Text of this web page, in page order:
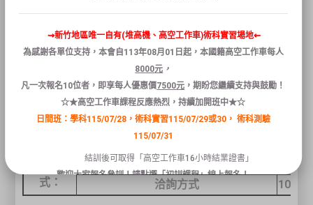
乙級室內配線技術士
工作內
容：
1.協助職業安全衛生管理相關業務
執行安全衛生督導及稽核
3.擬定改善建議、並追蹤改善情況
4.規劃、執行勞工安全教育訓練及其他勞工安
5.公用設備日常維護保養、簡易水電修繕、異
其他臨時交辦應配合之工作任務。
式：
聯絡人
陳雪
洽詢方式 104
⇝新竹地區唯一自有(堆高機、高空工作車)術科實習場地⇜
為感謝各單位支持，本會自113年08月 01 日起 ，本國籍高空工作車每人
8000元 ，
凡一次報名10位者 ， 即享每人優惠價7500元 ，期盼您繼續支持與鼓勵！
☆★高空工作車課程反應熱烈，持續加開班中★☆
日間班：學科115/07/28，術科實習115/07/29或30，術科測驗
115/07/31
結訓後可取得「高空工作車16小時結業證書」
歡迎大家報名參訓！請點選「初訓課程」線上報名！